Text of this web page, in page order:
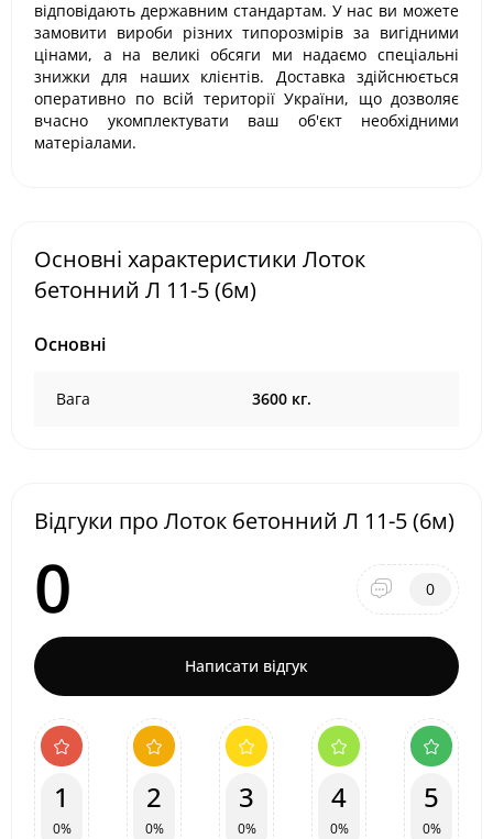
відповідають державним стандартам. У нас ви можете
замовити вироби різних типорозмірів за вигідними
цінами, а на великі обсяги ми надаємо спеціальні
знижки для наших клієнтів. Доставка здійснюється
оперативно по всій території України, що дозволяє
вчасно укомплектувати ваш об'єкт необхідними
матеріалами.
Основні характеристики Лоток
бетонний Л 11-5 (6м)
Основні
Вага 3600 кг.
Відгуки про Лоток бетонний Л 11-5 (6м)
0 0
Написати відгук
1
0%
2
0%
3
0%
4
0%
5
0%